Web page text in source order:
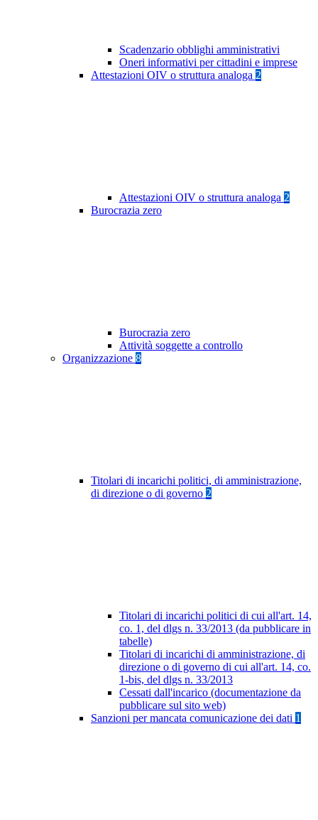
Scadenzario obblighi amministrativi
Oneri informativi per cittadini e imprese
Attestazioni OIV o struttura analoga 2
Attestazioni OIV o struttura analoga 2
Burocrazia zero
Burocrazia zero
Attività soggette a controllo
Organizzazione 8
Titolari di incarichi politici, di amministrazione,
di direzione o di governo 2
Titolari di incarichi politici di cui all'art. 14,
co. 1, del dlgs n. 33/2013 (da pubblicare in
tabelle)
Titolari di incarichi di amministrazione, di
direzione o di governo di cui all'art. 14, co.
1-bis, del dlgs n. 33/2013
Cessati dall'incarico (documentazione da
pubblicare sul sito web)
Sanzioni per mancata comunicazione dei dati 1